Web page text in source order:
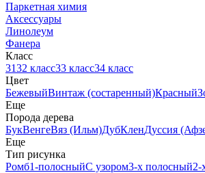
Паркетная химия
Аксессуары
Линолеум
Фанера
Класс
3132 класс33 класс34 класс
Цвет
БежевыйВинтаж (состаренный)Красный
Еще
Порода дерева
БукВенгеВяз (Ильм)ДубКленДуссия
Еще
Тип рисунка
Ромб1-полосныйС узором3-х полосный2-